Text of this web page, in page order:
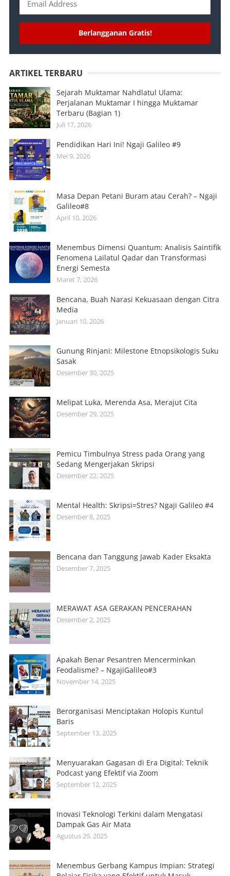
Berlangganan Gratis!
ARTIKEL TERBARU
Sejarah Muktamar Nahdlatul Ulama:
Perjalanan Muktamar I hingga Muktamar
Terbaru (Bagian 1)
Juli 17, 2026
Pendidikan Hari Ini! Ngaji Galileo #9
Mei 9, 2026
Masa Depan Petani Buram atau Cerah? – Ngaji
Galileo#8
April 10, 2026
Menembus Dimensi Quantum: Analisis Saintifik
Fenomena Lailatul Qadar dan Transformasi
Energi Semesta
Maret 7, 2026
Bencana, Buah Narasi Kekuasaan dengan Citra
Media
Januari 10, 2026
Gunung Rinjani: Milestone Etnopsikologis Suku
Sasak
Desember 30, 2025
Melipat Luka, Merenda Asa, Merajut Cita
Desember 29, 2025
Pemicu Timbulnya Stress pada Orang yang
Sedang Mengerjakan Skripsi
Desember 22, 2025
Mental Health: Skripsi=Stres? Ngaji Galileo #4
Desember 8, 2025
Bencana dan Tanggung Jawab Kader Eksakta
Desember 7, 2025
MERAWAT ASA GERAKAN PENCERAHAN
Desember 2, 2025
Apakah Benar Pesantren Mencerminkan
Feodalisme? – NgajiGalileo#3
November 14, 2025
Berorganisasi Menciptakan Holopis Kuntul
Baris
September 13, 2025
Menyuarakan Gagasan di Era Digital: Teknik
Podcast yang Efektif via Zoom
September 12, 2025
Inovasi Teknologi Terkini dalam Mengatasi
Dampak Gas Air Mata
Agustus 29, 2025
Menembus Gerbang Kampus Impian: Strategi